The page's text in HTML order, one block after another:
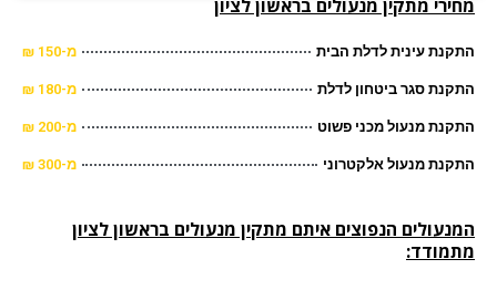
מתקין מנעוליםבראשון לציון
עינית לדלת הבית מ-150 ₪
סגר ביטחון לדלת מ-180 ₪
מנעול מכני פשוט מ-200 ₪
מנעול אלקטרוני מ-300 ₪
הנפוצים איתם מתקין מנעולים בראשון לציון